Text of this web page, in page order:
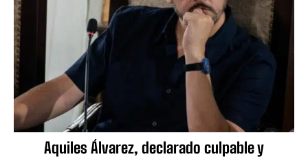
Aquiles Álvarez, declarado culpable y